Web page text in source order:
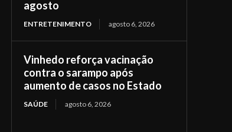
agosto
ENTRETENIMENTO agosto 6, 2026
Vinhedo reforça vacinação
contra o sarampo após
aumento de casos no Estado
SAÚDE agosto 6, 2026